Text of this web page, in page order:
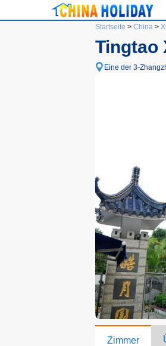
Startseite > China>
Tingtao
Eine der 3-
Zimmer